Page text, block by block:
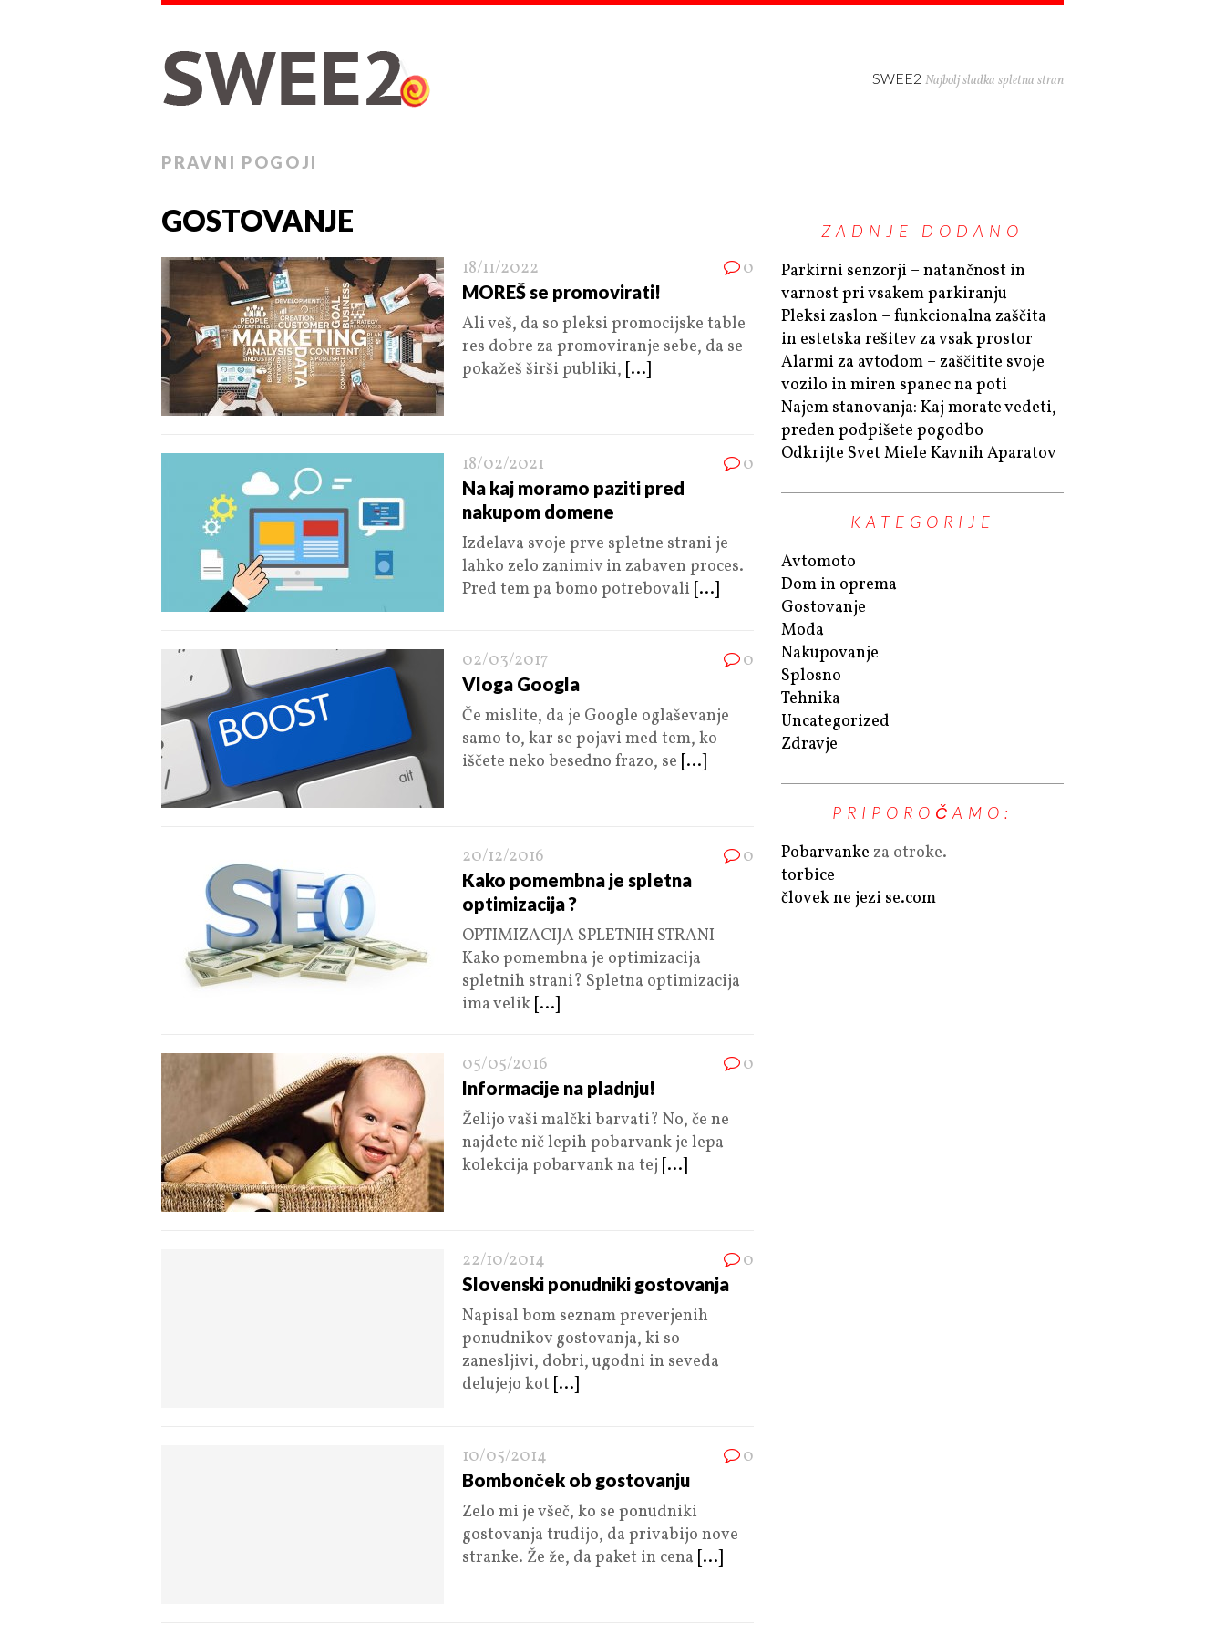
SWEE2 Najbolj sladka spletna stran
PRAVNI POGOJI
GOSTOVANJE
18/11/2022 0
MOREŠ se promovirati!
Ali veš, da so pleksi promocijske table
res dobre za promoviranje sebe, da se
pokažeš širši publiki, [...]
18/02/2021 0
Na kaj moramo paziti pred
nakupom domene
Izdelava svoje prve spletne strani je
lahko zelo zanimiv in zabaven proces.
Pred tem pa bomo potrebovali [...]
02/03/2017 0
Vloga Googla
Če mislite, da je Google oglaševanje
samo to, kar se pojavi med tem, ko
iščete neko besedno frazo, se [...]
20/12/2016 0
Kako pomembna je spletna
optimizacija ?
OPTIMIZACIJA SPLETNIH STRANI
Kako pomembna je optimizacija
spletnih strani? Spletna optimizacija
ima velik [...]
05/05/2016 0
Informacije na pladnju!
Želijo vaši malčki barvati? No, če ne
najdete nič lepih pobarvank je lepa
kolekcija pobarvank na tej [...]
22/10/2014 0
Slovenski ponudniki gostovanja
Napisal bom seznam preverjenih
ponudnikov gostovanja, ki so
zanesljivi, dobri, ugodni in seveda
delujejo kot [...]
10/05/2014 0
Bombonček ob gostovanju
Zelo mi je všeč, ko se ponudniki
gostovanja trudijo, da privabijo nove
stranke. Že že, da paket in cena [...]
ZADNJE DODANO
Parkirni senzorji – natančnost in
varnost pri vsakem parkiranju
Pleksi zaslon – funkcionalna zaščita
in estetska rešitev za vsak prostor
Alarmi za avtodom – zaščitite svoje
vozilo in miren spanec na poti
Najem stanovanja: Kaj morate vedeti,
preden podpišete pogodbo
Odkrijte Svet Miele Kavnih Aparatov
KATEGORIJE
Avtomoto
Dom in oprema
Gostovanje
Moda
Nakupovanje
Splosno
Tehnika
Uncategorized
Zdravje
PRIPOROČAMO:
Pobarvanke za otroke.
torbice
človek ne jezi se.com